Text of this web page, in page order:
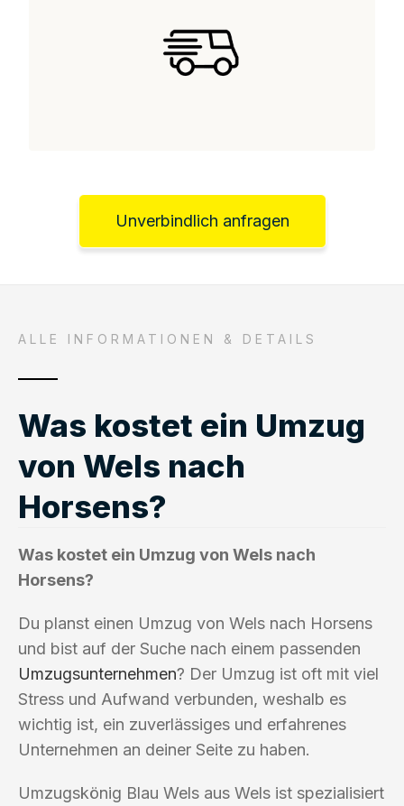
Unverbindlich anfragen
ALLE INFORMATIONEN & DETAILS
Was kostet ein Umzug
von Wels nach
Horsens?
Was kostet ein Umzug von Wels nach
Horsens?
Du planst einen Umzug von Wels nach Horsens
und bist auf der Suche nach einem passenden
Umzugsunternehmen? Der Umzug ist oft mit viel
Stress und Aufwand verbunden, weshalb es
wichtig ist, ein zuverlässiges und erfahrenes
Unternehmen an deiner Seite zu haben.
Umzugskönig Blau Wels aus Wels ist spezialisiert